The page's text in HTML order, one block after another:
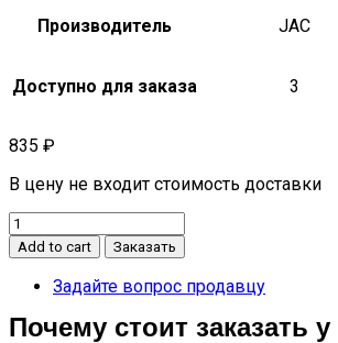
Производитель JAC
Доступно для заказа 3
835 ₽
В цену не входит стоимость доставки
Шланг
тормозной
задний
левый
quantity
Add to cart Заказать
Задайте вопрос продавцу
Почему стоит заказать у